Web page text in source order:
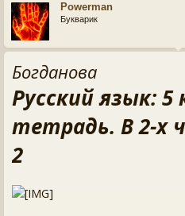
Powerman
Букварик
Богданова
Русский язык: 5
тетрадь. В 2-х
2